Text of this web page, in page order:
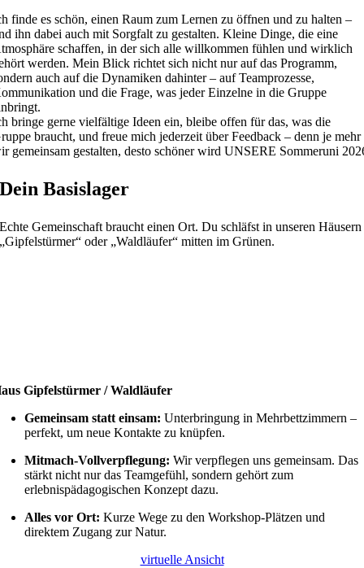
finde es schön, einen Raum zum Lernen zu öffnen und zu halten –
ihn dabei auch mit Sorgfalt zu gestalten. Kleine Dinge, die eine
schaffen, in der sich alle willkommen fühlen und wirklich
werden. Mein Blick richtet sich nicht nur auf das Programm,
auch auf die Dynamiken dahinter – auf Teamprozesse,
und die Frage, was jeder Einzelne in die Gruppe
bringe gerne vielfältige Ideen ein, bleibe offen für das, was die
braucht, und freue mich jederzeit über Feedback – denn je mehr
gemeinsam gestalten, desto schöner wird UNSERE Sommeruni
Dein Basislager
Echte Gemeinschaft braucht einen Ort. Du schläfst in unseren Häusern
„Gipfelstürmer“ oder „Waldläufer“ mitten im Grünen.
Gipfelstürmer / Waldläufer
Gemeinsam statt einsam: Unterbringung in Mehrbettzimmern –
perfekt, um neue Kontakte zu knüpfen.
Mitmach-Vollverpflegung: Wir verpflegen uns gemeinsam. Das
stärkt nicht nur das Teamgefühl, sondern gehört zum
erlebnispädagogischen Konzept dazu.
Alles vor Ort: Kurze Wege zu den Workshop-Plätzen und
direktem Zugang zur Natur.
virtuelle Ansicht